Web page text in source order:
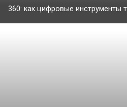
360: как цифровые инструменты